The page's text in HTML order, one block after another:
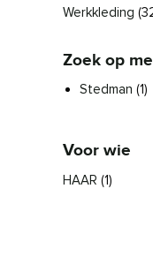
Werkkleding
Zoek op
Stedman (1)
Voor wie
HAAR (1)